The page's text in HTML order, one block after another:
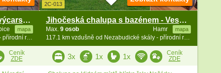
Wellness roubenka - České Švýcarsko - Lužické hory
mapa
106.1 km vzdušně od Nezabudické skály - přírodní rezervace
Ceník
ZDE
2C-013
Jihočeská chalupa s bazénem - Veselí nad Lužnicí
Hamr mapa
Max. 9 osob
117.1 km vzdušně od Nezabudické skály - přírodní rezervace
3x 1x 1x
Ceník
ZDE